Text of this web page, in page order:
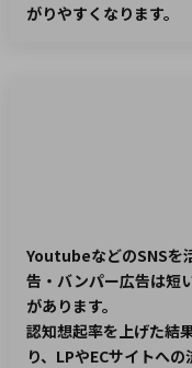
がりやすくなります。
YoutubeなどのSNSを
告・バンパー広告は短
があります。
認知想起率を上げた結
り、LPやECサイトへの